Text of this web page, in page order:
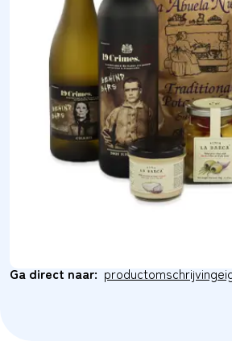
Ga direct naar: productomschrijving